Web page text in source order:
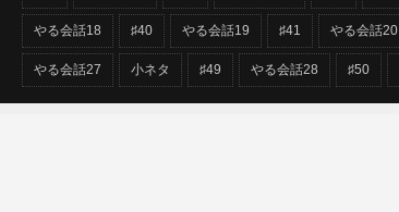
やる会話18 ♯40 やる会話19 ♯41 やる会話20
やる会話27 小ネタ ♯49 やる会話28 ♯50